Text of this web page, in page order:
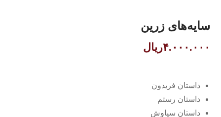
سایه‌های زرین
۴.۰۰۰.۰۰۰ریال
داستان فریدون
داستان رستم
داستان سیاوش